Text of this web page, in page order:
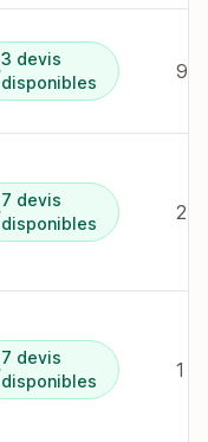
3 devis
disponibles
9
7 devis
disponibles
7 devis
disponibles
1